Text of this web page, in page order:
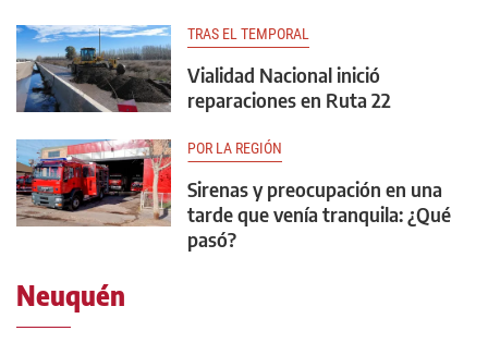
TRAS EL TEMPORAL
Vialidad Nacional inició
reparaciones en Ruta 22
POR LA REGIÓN
Sirenas y preocupación en una
tarde que venía tranquila: ¿Qué
pasó?
Neuquén